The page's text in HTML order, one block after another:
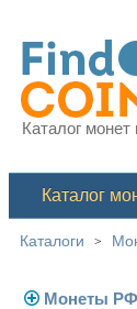
Каталог монет
Каталог
Каталоги >
Монеты РФ